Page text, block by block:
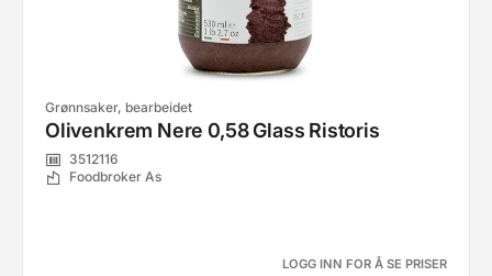
Grønnsaker, bearbeidet
Olivenkrem Nere 0,58 Glass Ristoris
3512116
Foodbroker As
LOGG INN FOR Å SE PRISER